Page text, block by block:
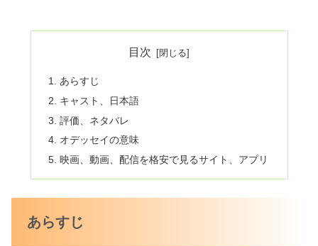
目次
あらすじ
キャスト、日本語
評価、ネタバレ
オデッセイの意味
映画、動画、配信を格安で見るサイト、アプリ
あらすじ